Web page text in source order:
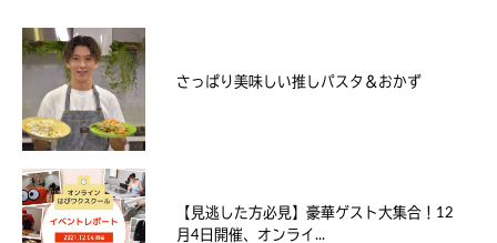
さっぱり美味しい推しパスタ＆おかず
【見逃した方必見】豪華ゲスト大集合！12
月4日開催、オンライ...